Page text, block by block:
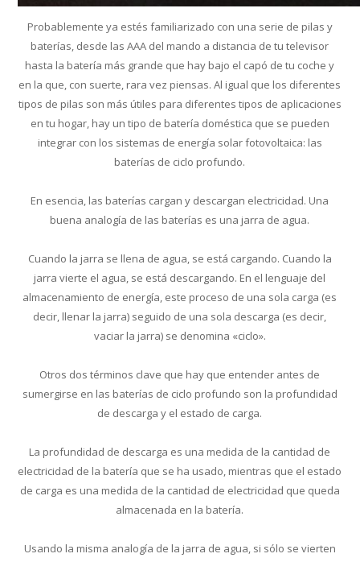
Probablemente ya estés familiarizado con una serie de pilas y
baterías, desde las AAA del mando a distancia de tu televisor
hasta la batería más grande que hay bajo el capó de tu coche y
en la que, con suerte, rara vez piensas. Al igual que los diferentes
tipos de pilas son más útiles para diferentes tipos de aplicaciones
en tu hogar, hay un tipo de batería doméstica que se pueden
integrar con los sistemas de energía solar fotovoltaica: las
baterías de ciclo profundo.
En esencia, las baterías cargan y descargan electricidad. Una
buena analogía de las baterías es una jarra de agua.
Cuando la jarra se llena de agua, se está cargando. Cuando la
jarra vierte el agua, se está descargando. En el lenguaje del
almacenamiento de energía, este proceso de una sola carga (es
decir, llenar la jarra) seguido de una sola descarga (es decir,
vaciar la jarra) se denomina «ciclo».
Otros dos términos clave que hay que entender antes de
sumergirse en las baterías de ciclo profundo son la profundidad
de descarga y el estado de carga.
La profundidad de descarga es una medida de la cantidad de
electricidad de la batería que se ha usado, mientras que el estado
de carga es una medida de la cantidad de electricidad que queda
almacenada en la batería.
Usando la misma analogía de la jarra de agua, si sólo se vierten